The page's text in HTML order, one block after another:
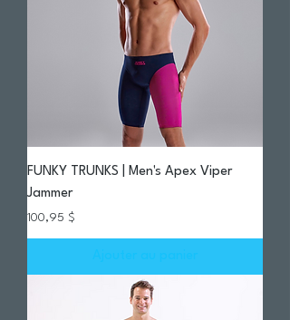
FUNKY TRUNKS | Men's Apex Viper
Jammer
Prix
100,95 $